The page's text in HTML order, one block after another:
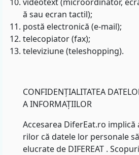
ă sau ecran tactil);
postă electronică (e-mail);
telecopiator (fax);
televiziune (teleshopping).
CONFIDENȚIALITATEA
A INFORMAȚIILOR
Accesarea DiferEat.ro
rilor că datele lor personale
elucrate de DIFEREAT .